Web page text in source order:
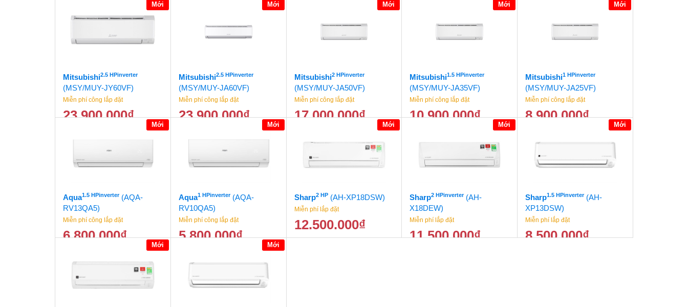
Mới
Mitsubishi2.5 HPinverter
(MSY/MUY-JY60VF)
Miễn phí công lắp đặt
23.900.000₫
Mới
Mitsubishi2.5 HPinverter
(MSY/MUY-JA60VF)
Miễn phí công lắp đặt
23.900.000₫
Mới
Mitsubishi2 HPinverter
(MSY/MUY-JA50VF)
Miễn phí công lắp đặt
17.000.000₫
Mới
Mitsubishi1.5 HPinverter
(MSY/MUY-JA35VF)
Miễn phí công lắp đặt
10.900.000₫
Mới
Mitsubishi1 HPinverter
(MSY/MUY-JA25VF)
Miễn phí công lắp đặt
8.900.000₫
Mới
Aqua1.5 HPinverter (AQA-
RV13QA5)
Miễn phí công lắp đặt
6.800.000₫
Mới
Aqua1 HPinverter (AQA-
RV10QA5)
Miễn phí công lắp đặt
5.800.000₫
Mới
Sharp2 HP (AH-XP18DSW)
Miễn phí lắp đặt
12.500.000₫
Mới
Sharp2 HPinverter (AH-
X18DEW)
Miễn phí lắp đặt
11.500.000₫
Mới
Sharp1.5 HPinverter (AH-
XP13DSW)
Miễn phí lắp đặt
8.500.000₫
Mới Mới